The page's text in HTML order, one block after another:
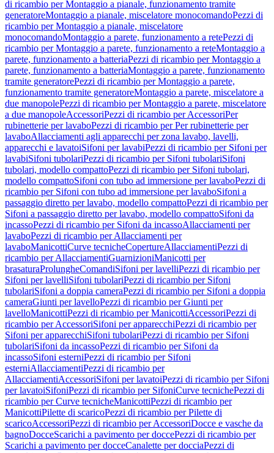
di ricambio per Montaggio a pianale, funzionamento tramite
generatoreMontaggio a pianale, miscelatore monocomandoPezzi di
ricambio per Montaggio a pianale, miscelatore
monocomandoMontaggio a parete, funzionamento a retePezzi di
ricambio per Montaggio a parete, funzionamento a reteMontaggio a
parete, funzionamento a batteriaPezzi di ricambio per Montaggio a
parete, funzionamento a batteriaMontaggio a parete, funzionamento
tramite generatorePezzi di ricambio per Montaggio a parete,
funzionamento tramite generatoreMontaggio a parete, miscelatore a
due manopolePezzi di ricambio per Montaggio a parete, miscelatore
a due manopoleAccessoriPezzi di ricambio per AccessoriPer
rubinetterie per lavaboPezzi di ricambio per Per rubinetterie per
lavaboAllacciamenti agli apparecchi per zona lavabo, lavelli,
apparecchi e lavatoiSifoni per lavabiPezzi di ricambio per Sifoni per
lavabiSifoni tubolariPezzi di ricambio per Sifoni tubolariSifoni
tubolari, modello compattoPezzi di ricambio per Sifoni tubolari,
modello compattoSifoni con tubo ad immersione per lavaboPezzi di
ricambio per Sifoni con tubo ad immersione per lavaboSifoni a
passaggio diretto per lavabo, modello compattoPezzi di ricambio per
Sifoni a passaggio diretto per lavabo, modello compattoSifoni da
incassoPezzi di ricambio per Sifoni da incassoAllacciamenti per
lavaboPezzi di ricambio per Allacciamenti per
lavaboManicottiCurve tecnicheCopertureAllacciamentiPezzi di
ricambio per AllacciamentiGuarnizioniManicotti per
brasaturaProlungheComandiSifoni per lavelliPezzi di ricambio per
Sifoni per lavelliSifoni tubolariPezzi di ricambio per Sifoni
tubolariSifoni a doppia cameraPezzi di ricambio per Sifoni a doppia
cameraGiunti per lavelloPezzi di ricambio per Giunti per
lavelloManicottiPezzi di ricambio per ManicottiAccessoriPezzi di
ricambio per AccessoriSifoni per apparecchiPezzi di ricambio per
Sifoni per apparecchiSifoni tubolariPezzi di ricambio per Sifoni
tubolariSifoni da incassoPezzi di ricambio per Sifoni da
incassoSifoni esterniPezzi di ricambio per Sifoni
esterniAllacciamentiPezzi di ricambio per
AllacciamentiAccessoriSifoni per lavatoiPezzi di ricambio per Sifoni
per lavatoiSifoniPezzi di ricambio per SifoniCurve tecnichePezzi di
ricambio per Curve tecnicheManicottiPezzi di ricambio per
ManicottiPilette di scaricoPezzi di ricambio per Pilette di
scaricoAccessoriPezzi di ricambio per AccessoriDocce e vasche da
bagnoDocceScarichi a pavimento per doccePezzi di ricambio per
Scarichi a pavimento per docceCanalette per docciaPezzi di